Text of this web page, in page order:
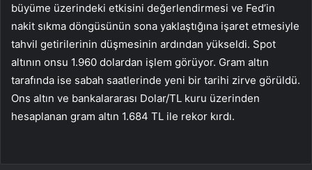
büyüme üzerindeki etkisini değerlendirmesi ve Fed’in
nakit sıkma döngüsünün sona yaklaştığına işaret etmesiyle
tahvil getirilerinin düşmesinin ardından yükseldi. Spot
altının onsu 1.960 dolardan işlem görüyor. Gram altın
tarafında ise sabah saatlerinde yeni bir tarihi zirve görüldü.
Ons altın ve bankalararası Dolar/TL kuru üzerinden
hesaplanan gram altın 1.684 TL ile rekor kırdı.